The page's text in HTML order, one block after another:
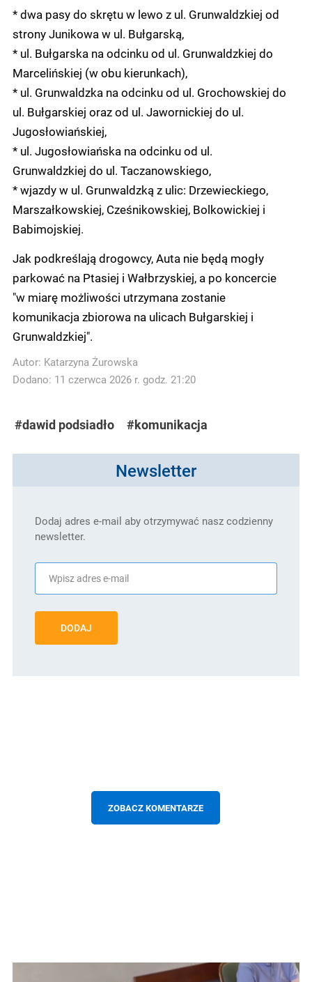
* dwa pasy do skrętu w lewo z ul. Grunwaldzkiej od
strony Junikowa w ul. Bułgarską,
* ul. Bułgarska na odcinku od ul. Grunwaldzkiej do
Marcelińskiej (w obu kierunkach),
* ul. Grunwaldzka na odcinku od ul. Grochowskiej do
ul. Bułgarskiej oraz od ul. Jawornickiej do ul.
Jugosłowiańskiej,
* ul. Jugosłowiańska na odcinku od ul.
Grunwaldzkiej do ul. Taczanowskiego,
* wjazdy w ul. Grunwaldzką z ulic: Drzewieckiego,
Marszałkowskiej, Cześnikowskiej, Bolkowickiej i
Babimojskiej.
Jak podkreślają drogowcy, Auta nie będą mogły
parkować na Ptasiej i Wałbrzyskiej, a po koncercie
"w miarę możliwości utrzymana zostanie
komunikacja zbiorowa na ulicach Bułgarskiej i
Grunwaldzkiej".
Autor: Katarzyna Żurowska
Dodano: 11 czerwca 2026 r. godz. 21:20
#dawid podsiadło #komunikacja
Newsletter
Dodaj adres e-mail aby otrzymywać nasz codzienny
newsletter.
DODAJ
ZOBACZ KOMENTARZE